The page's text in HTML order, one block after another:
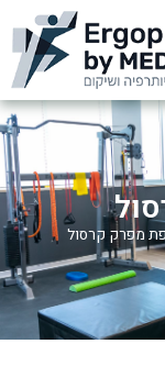
מפרק קרסול